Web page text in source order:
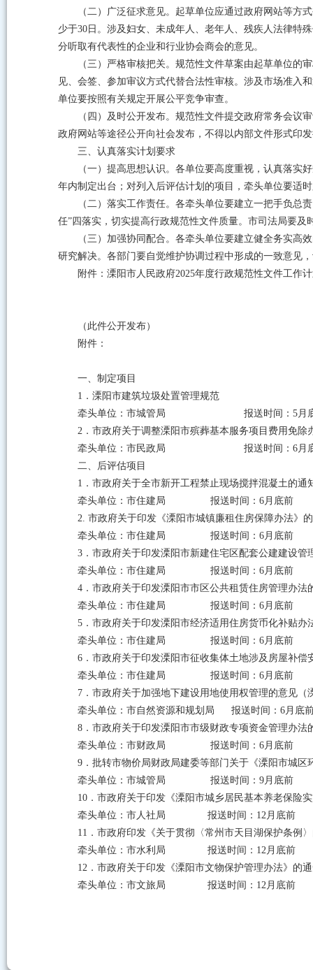
（二）广泛征求意见。起草单位应通过政府网站等方
少于30日。涉及妇女、未成年人、老年人、残疾人法律特
分听取有代表性的企业和行业协会商会的意见。
（三）严格审核把关。规范性文件草案由起草单位的
见、会签、参加审议方式代替合法性审核。涉及市场准入
单位要按照有关规定开展公平竞争审查。
（四）及时公开发布。规范性文件提交政府常务会议
政府网站等途径公开向社会发布，不得以内部文件形式印
三、认真落实计划要求
（一）提高思想认识。各单位要高度重视，认真落
年内制定出台；对列入后评估计划的项目，牵头单位要适
（二）落实工作责任。各牵头单位要建立一把手负总
任”四落实，切实提高行政规范性文件质量。市司法局要
（三）加强协同配合。各牵头单位要建立健全务实
研究解决。各部门要自觉维护协调过程中形成的一致意见
附件：溧阳市人民政府2025年度行政规范性文件工作
（此件公开发布）
附件：
一、制定项目
1．溧阳市建筑垃圾处置管理规范
牵头单位：市城管局 报送时间：5月
2．市政府关于调整溧阳市殡葬基本服务项目费用免除
牵头单位：市民政局 报送时间：6月
二、后评估项目
1．市政府关于全市新开工程禁止现场搅拌混凝土的通
牵头单位：市住建局 报送时间：6月底前
2. 市政府关于印发《溧阳市城镇廉租住房保障办法》
牵头单位：市住建局 报送时间：6月底前
3．市政府关于印发溧阳市新建住宅区配套公建建设管
牵头单位：市住建局 报送时间：6月底前
4．市政府关于印发溧阳市市区公共租赁住房管理办法
牵头单位：市住建局 报送时间：6月底前
5．市政府关于印发溧阳市经济适用住房货币化补贴办
牵头单位：市住建局 报送时间：6月底前
6．市政府关于印发溧阳市征收集体土地涉及房屋补偿
牵头单位：市住建局 报送时间：6月底前
7．市政府关于加强地下建设用地使用权管理的意见（
牵头单位：市自然资源和规划局 报送时间：6月底
8．市政府关于印发溧阳市市级财政专项资金管理办法
牵头单位：市财政局 报送时间：6月底前
9．批转市物价局财政局建委等部门关于《溧阳市城
牵头单位：市城管局 报送时间：9月底前
10．市政府关于印发《溧阳市城乡居民基本养老保险
牵头单位：市人社局 报送时间：12月底前
11．市政府印发《关于贯彻〈常州市天目湖保护条例
牵头单位：市水利局 报送时间：12月底前
12．市政府关于印发《溧阳市文物保护管理办法》的
牵头单位：市文旅局 报送时间：12月底前